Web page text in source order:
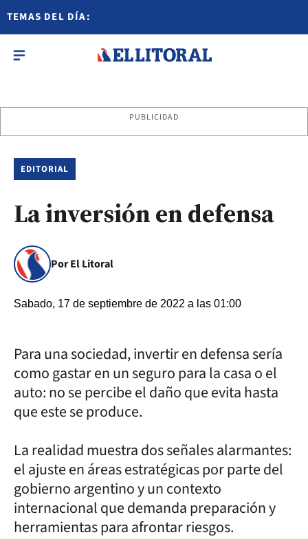
TEMAS DEL DÍA:
PUBLICIDAD
EDITORIAL
La inversión en defensa
Por El Litoral
Sabado, 17 de septiembre de 2022 a las 01:00
Para una sociedad, invertir en defensa sería
como gastar en un seguro para la casa o el
auto: no se percibe el daño que evita hasta
que este se produce.
La realidad muestra dos señales alarmantes:
el ajuste en áreas estratégicas por parte del
gobierno argentino y un contexto
internacional que demanda preparación y
herramientas para afrontar riesgos.